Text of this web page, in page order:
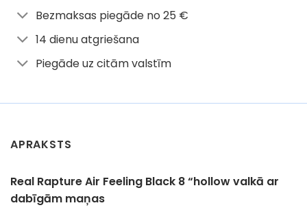
Bezmaksas piegāde no 25 €
14 dienu atgriešana
Piegāde uz citām valstīm
APRAKSTS
Real Rapture Air Feeling Black 8 “hollow valkā ar
dabīgām maņas